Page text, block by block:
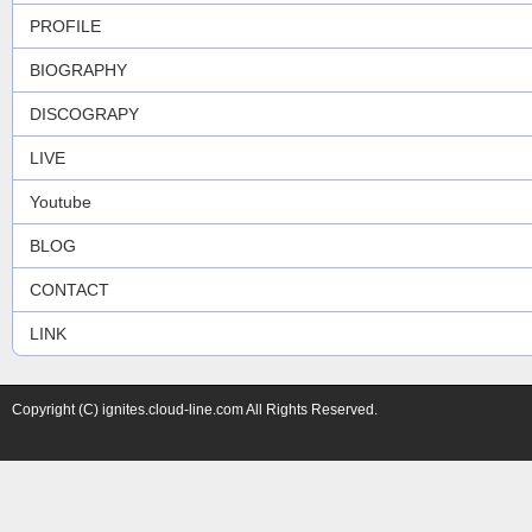
PROFILE
BIOGRAPHY
DISCOGRAPY
LIVE
Youtube
BLOG
CONTACT
LINK
Copyright (C) ignites.cloud-line.com All Rights Reserved.